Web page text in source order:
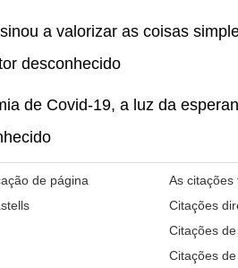
a valorizar as coisas
desconhecido
de Covid-19, a luz da
de página
As
Citações
Citações
Citações